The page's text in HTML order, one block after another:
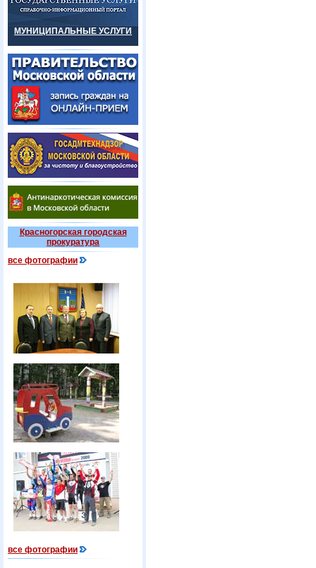
МУНИЦИПАЛЬНЫЕ УСЛУГИ
Красногорская городская
прокуратура
все фотографии
все фотографии